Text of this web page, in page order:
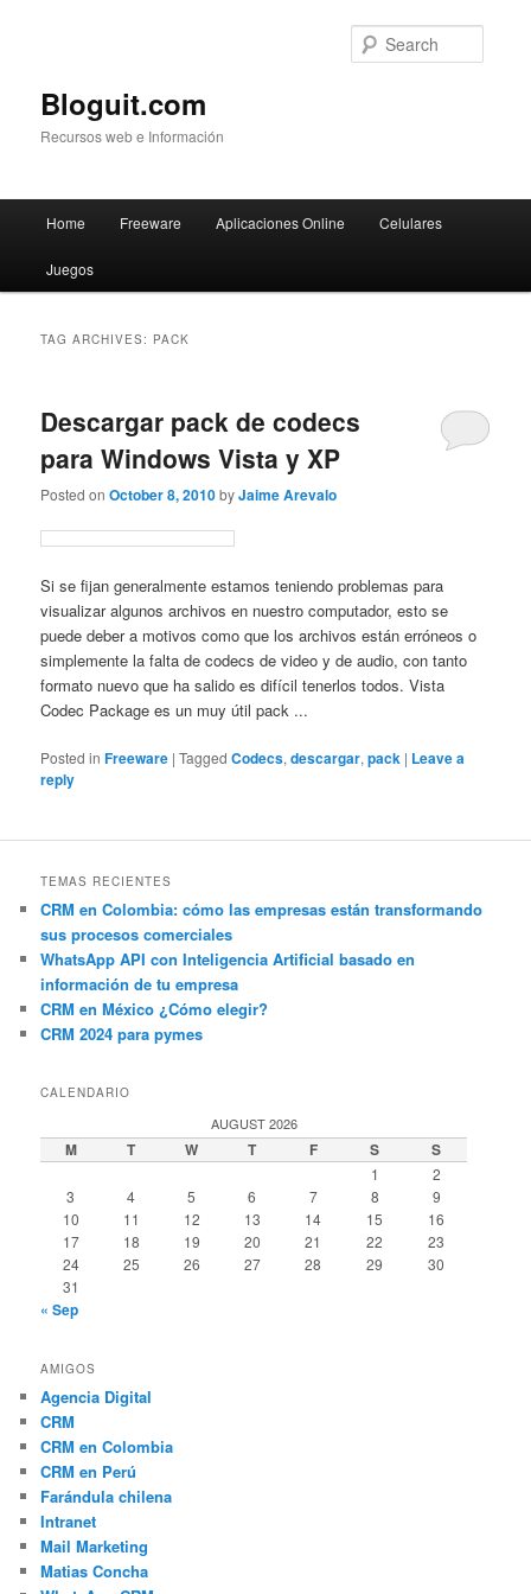
Bloguit.com
Recursos web e Información
Skip
to
Skip
to
Home Freeware Aplicaciones Online Celulares
Juegos
TAG ARCHIVES: PACK
Descargar pack de codecs
para Windows Vista y XP
Posted onOctober 8, 2010byJaime Arevalo
Si se fijan generalmente estamos teniendo problemas para
visualizar algunos archivos en nuestro computador, esto se
puede deber a motivos como que los archivos están erróneos o
simplemente la falta de codecs de video y de audio, con tanto
formato nuevo que ha salido es difícil tenerlos todos. Vista
Codec Package es un muy útil pack ...
Posted in Freeware |Tagged Codecs,descargar,pack | Leave a
reply
TEMAS RECIENTES
CRM en Colombia: cómo las empresas están transformando
sus procesos comerciales
WhatsApp API con Inteligencia Artificial basado en
información de tu empresa
CRM en México ¿Cómo elegir?
CRM 2024 para pymes
CALENDARIO
AUGUST 2026
M T W T F S S
1
2
3
4 5 6 7 8
9
10
11 12 13 14 15
16
17
18 19 20 21 22
23
24
25 26 27 28 29
30
31
« Sep
AMIGOS
Agencia Digital
CRM
CRM en Colombia
CRM en Perú
Farándula chilena
Intranet
Mail Marketing
Matias Concha